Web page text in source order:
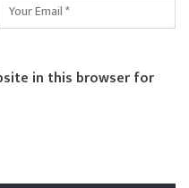
in this browser for